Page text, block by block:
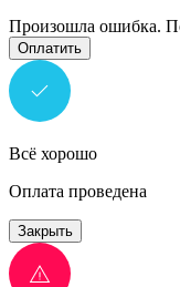
Произошла ошибка.
Оплатить
Всё хорошо
Оплата проведена
Закрыть